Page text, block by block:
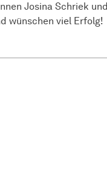
Josina Schriek und
wünschen viel Erfolg!